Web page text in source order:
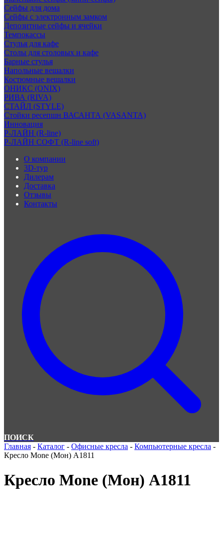
Сейфы для дома
Сейфы с электронным замком
Депозитные сейфы и ячейки
Темпокассы
Стулья для кафе
Столы для столовых и кафе
Барные стулья
Напольные вешалки
Костюмные вешалки
ОНИКС (ONIX)
РИВА (RIVA)
СТАЙЛ (STYLE)
Стойки ресепшн ВАСАНТА (VASANTA)
Инновация
Р-ЛАЙН (R-line)
Р-ЛАЙН СОФТ (R-line soft)
О компании
3D-тур
Дилерам
Доставка
Отзывы
Контакты
ПОИСК
Главная - Каталог - Офисные кресла - Компьютерные кресла -
Кресло Mone (Мон) А1811
Кресло Mone (Мон) А1811